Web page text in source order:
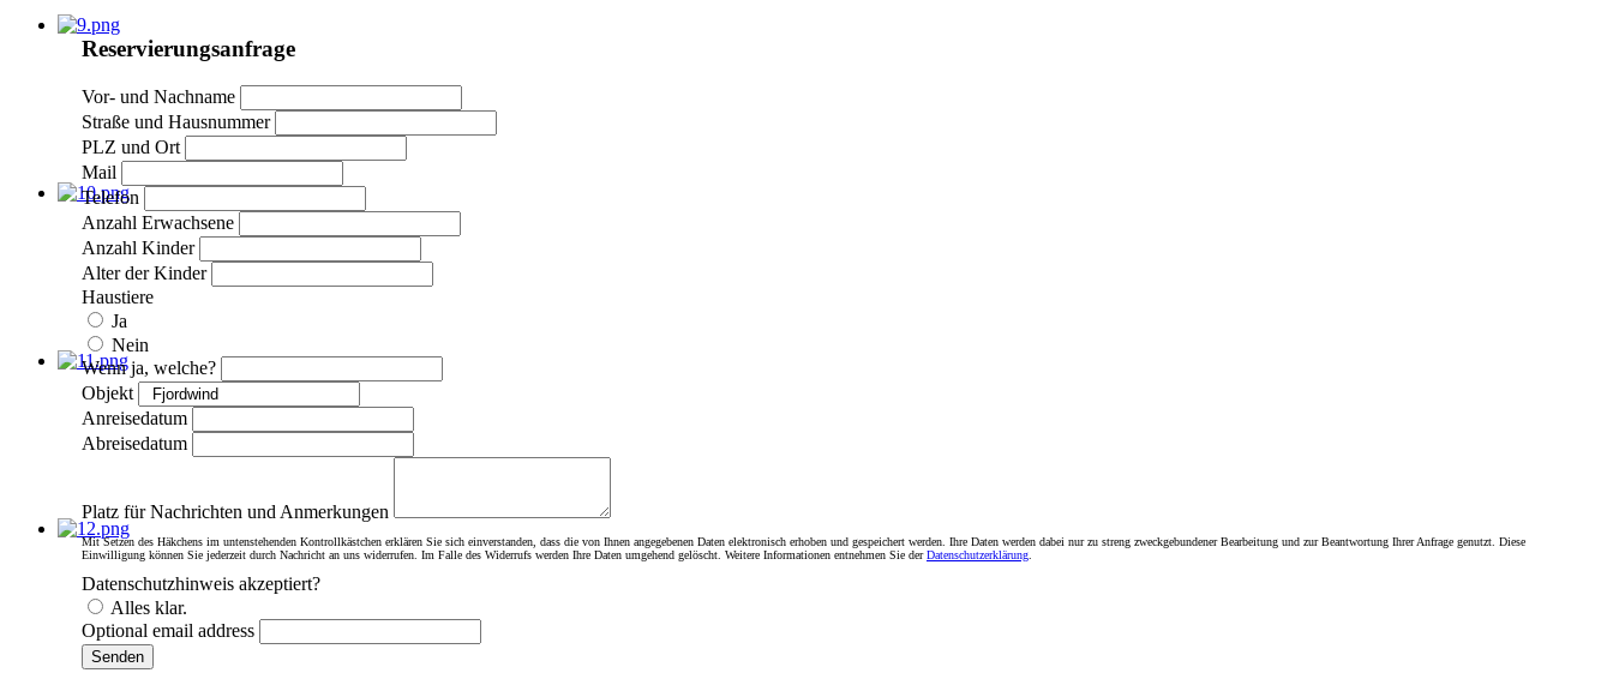
Reservierungsanfrage
Vor- und Nachname
Straße und Hausnummer
PLZ und Ort
Mail
Telefon
Anzahl Erwachsene
Anzahl Kinder
Alter der Kinder
Haustiere
Ja
Nein
Wenn ja, welche?
Objekt
Anreisedatum
Abreisedatum
Platz für Nachrichten und Anmerkungen
Mit Setzen des Häkchens im untenstehenden Kontrollkästchen erklären Sie sich einverstanden, dass die von Ihnen angegebenen Daten elektronisch erhoben und gespeichert werden. Ihre Daten werden dabei nur zu streng zweckgebundener Bearbeitung und zur Beantwortung Ihrer Anfrage genutzt. Diese
Einwilligung können Sie jederzeit durch Nachricht an uns widerrufen. Im Falle des Widerrufs werden Ihre Daten umgehend gelöscht. Weitere Informationen entnehmen Sie derDatenschutzerklärung
Datenschutzhinweis akzeptiert?
Alles klar.
Optional email address
Senden